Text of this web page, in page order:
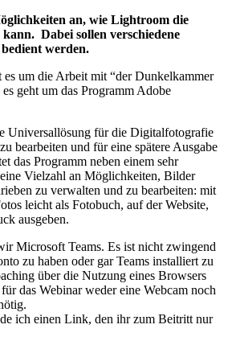
an, wie Lightroom die
kann. Dabei sollen verschiedene
werden.
es um die Arbeit mit “der Dunkelkammer
geht um das Programm Adobe
Universallösung für die Digitalfotografie
bearbeiten und für eine spätere Ausgabe
das Programm neben einem sehr
Vielzahl an Möglichkeiten, Bilder
zu verwalten und zu bearbeiten: mit
leicht als Fotobuch, auf der Website,
ausgeben.
Microsoft Teams. Es ist nicht zwingend
zu haben oder gar Teams installiert zu
über die Nutzung eines Browsers
das Webinar weder eine Webcam noch
ich einen Link, den ihr zum Beitritt nur